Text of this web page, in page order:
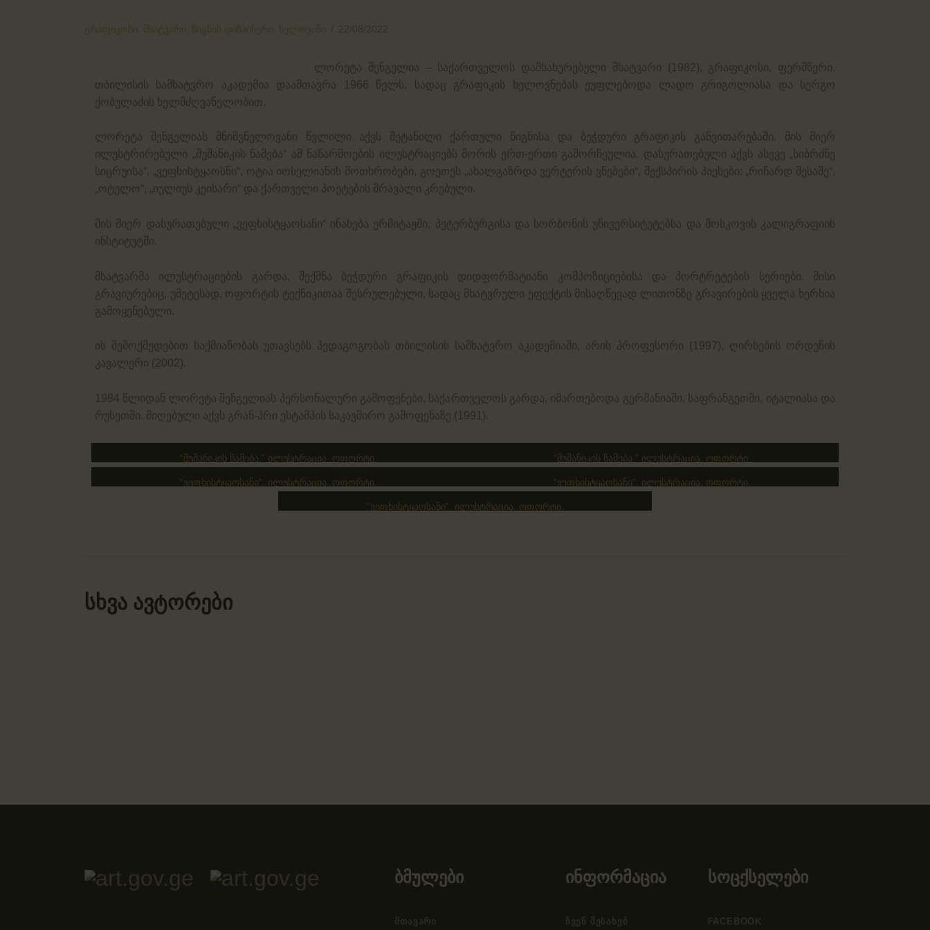
გრაფიკოსი, მხატვარი, წიგნის დიზაინერი, ხელოვანი
ლორეტა შენგელია – საქართველოს დამსახურებული მხატვარი (1982), გრაფიკოსი, ფერმწერი.
თბილისის სამხატვრო აკადემია დაამთავრა 1966 წელს, სადაც გრაფიკის ხელოვნებას ეუფლებოდა ლადო გრიგოლიასა და სერგო
ქობულაძის ხელმძღვანელობით.
ლორეტა შენგელიას მნიშვნელოვანი წვლილი აქვს შეტანილი ქართული წიგნისა და ბეჭდური გრაფიკის განვითარებაში. მის მიერ
ილუსტრირებული „შუშანიკის წამება“ ამ ნაწარმოების ილუსტრაციებს შორის ერთ-ერთი გამორჩეულია. დასურათებული აქვს ასევე „სიბრძნე
სიცრუისა“, „ვეფხისტყაოსნი“, ოტია იოსელიანის მოთხრობები, გოეთეს „ახალგაზრდა ვერტერის ვნებები“, შექსპირის პიესები: „რიჩარდ მესამე“,
„ოტელო“, „იულიუს კეისარი“ და ქართველი პოეტების მრავალი კრებული.
მის მიერ დასურათებული „ვეფხისტყაოსანი“ ინახება ერმიტაჟში, პეტერბურგისა და სორბონის უნივერსიტეტებსა და მოსკოვის კალიგრაფიის
ინსტიტუტში.
მხატვარმა ილუსტრაციების გარდა, შექმნა ბეჭდური გრაფიკის დიდფორმატიანი კომპოზიციებისა და პორტრეტების სერიები. მისი
გრავიურებიც, უმეტესად, ოფორტის ტექნიკითაა შესრულებული, სადაც მხატვრული ეფექტის მისაღწევად ლითონზე გრავირების ყველა ხერხია
გამოყენებული.
ის შემოქმედებით საქმიანობას უთავსებს პედაგოგობას თბილისის სამხატვრო აკადემიაში, არის პროფესორი (1997), ღირსების ორდენის
კავალერი (2002).
1984 წლიდან ლორეტა შენგელიას პერსონალური გამოფენები, საქართველოს გარდა, იმართებოდა გერმანიაში, საფრანგეთში, იტალიასა და
რუსეთში. მიღებული აქვს გრან-პრი ესტამპის საკავშირო გამოფენაზე (1991).
“შუშანიკის წამება.” ილუსტრაცია. ოფორტი. “შუშანიკის წამება.” ილუსტრაცია. ოფორტი.
“ვეფხისტყაოსანი”. ილუსტრაცია. ოფორტი. “ვეფხისტყაოსანი”. ილუსტრაცია. ოფორტი.
“ვეფხისტყაოსანი”. ილუსტრაცია. ოფორტი.
სხვა ავტორები
ბმულები
ᲛᲗᲐᲕᲐᲠᲘ
ინფორმაცია
ᲩᲕᲔᲜ ᲨᲔᲡᲐᲮᲔᲑ
სოცქსელები
FACEBOOK